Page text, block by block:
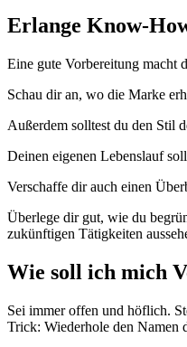
Erlange Know-
Eine gute Vorbereitung macht
Schau dir an, wo die Marke
Außerdem solltest du den Stil
Deinen eigenen Lebenslauf
Verschaffe dir auch einen
Überlege dir gut, wie du
zukünftigen Tätigkeiten
Wie soll ich mich
Sei immer offen und höflich.
Trick: Wiederhole den Namen